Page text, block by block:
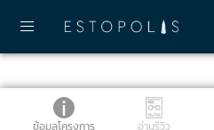
ข้อมูลโครงการ อ่านรีวิว